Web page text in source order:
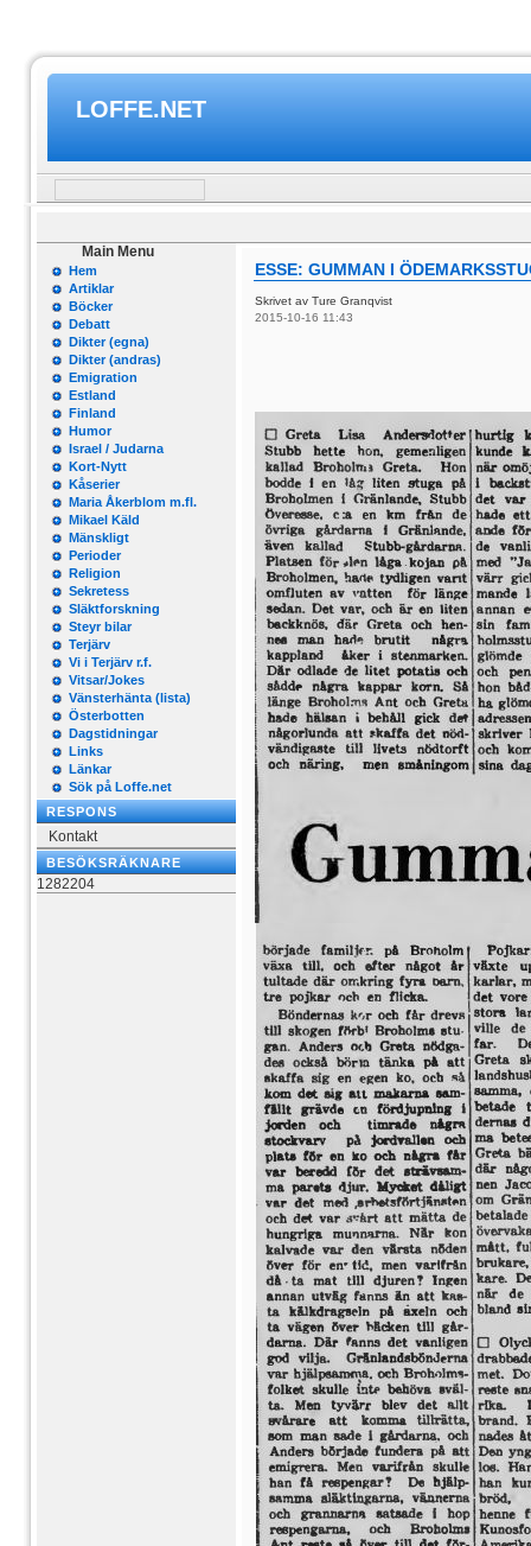
LOFFE.NET
Main Menu
Hem
Artiklar
Böcker
Debatt
Dikter (egna)
Dikter (andras)
Emigration
Estland
Finland
Humor
Israel / Judarna
Kort-Nytt
Kåserier
Maria Åkerblom m.fl.
Mikael Käld
Mänskligt
Perioder
Religion
Sekretess
Släktforskning
Steyr bilar
Terjärv
Vi i Terjärv r.f.
Vitsar/Jokes
Vänsterhänta (lista)
Österbotten
Dagstidningar
Links
Länkar
Sök på Loffe.net
RESPONS
Kontakt
BESÖKSRÄKNARE
1282204
ESSE: GUMMAN I
Skrivet av Ture Granqvist
2015-10-16 11:43